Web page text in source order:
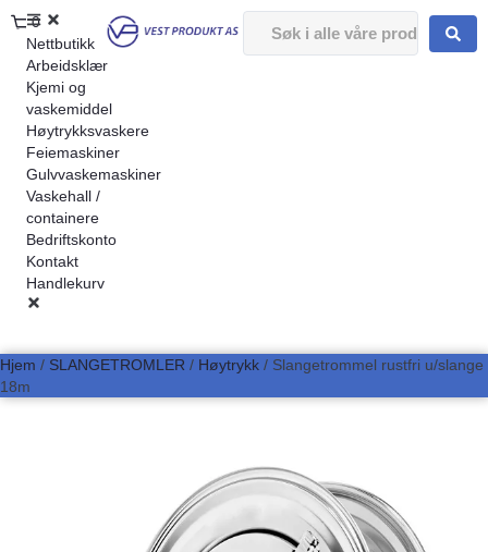
0
Nettbutikk
Arbeidsklær
Kjemi og
vaskemiddel
Høytrykksvaskere
Feiemaskiner
Gulvvaskemaskiner
Vaskehall /
containere
Bedriftskonto
Kontakt
Handlekurv
Hjem / SLANGETROMLER / Høytrykk / Slangetrommel rustfri u/slange
18m